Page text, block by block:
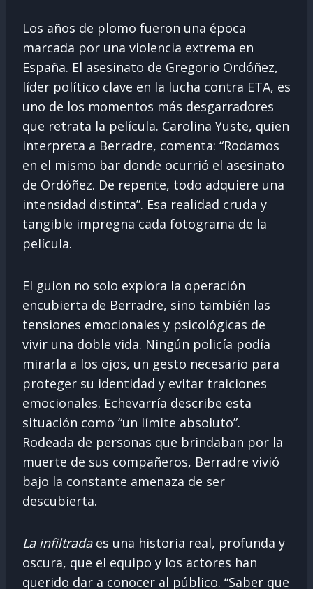
Los años de plomo fueron una época
marcada por una violencia extrema en
España. El asesinato de Gregorio Ordóñez,
líder político clave en la lucha contra ETA, es
uno de los momentos más desgarradores
que retrata la película. Carolina Yuste, quien
interpreta a Berradre, comenta: “Rodamos
en el mismo bar donde ocurrió el asesinato
de Ordóñez. De repente, todo adquiere una
intensidad distinta”. Esa realidad cruda y
tangible impregna cada fotograma de la
película.
El guion no solo explora la operación
encubierta de Berradre, sino también las
tensiones emocionales y psicológicas de
vivir una doble vida. Ningún policía podía
mirarla a los ojos, un gesto necesario para
proteger su identidad y evitar traiciones
emocionales. Echevarría describe esta
situación como “un límite absoluto”.
Rodeada de personas que brindaban por la
muerte de sus compañeros, Berradre vivió
bajo la constante amenaza de ser
descubierta.
La infiltradaes una historia real, profunda y
oscura, que el equipo y los actores han
querido dar a conocer al público. “Saber que